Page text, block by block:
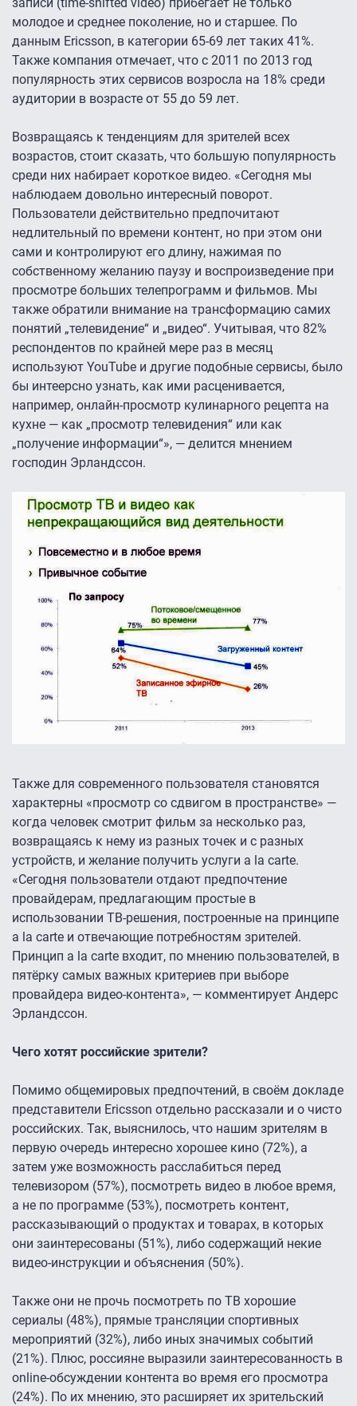
молодое и среднее поколение, но и старшее. По
данным Ericsson, в категории 65-69 лет таких 41%.
Также компания отмечает, что с 2011 по 2013 год
популярность этих сервисов возросла на 18% среди
аудитории в возрасте от 55 до 59 лет.
Возвращаясь к тенденциям для зрителей всех
возрастов, стоит сказать, что большую популярность
среди них набирает короткое видео. «Сегодня мы
наблюдаем довольно интересный поворот.
Пользователи действительно предпочитают
недлительный по времени контент, но при этом они
сами и контролируют его длину, нажимая по
собственному желанию паузу и воспроизведение при
просмотре больших телепрограмм и фильмов. Мы
также обратили внимание на трансформацию самих
понятий „телевидение“ и „видео“. Учитывая, что 82%
респондентов по крайней мере раз в месяц
используют YouTube и другие подобные сервисы, было
бы интеерсно узнать, как ими расценивается,
например, онлайн-просмотр кулинарного рецепта на
кухне — как „просмотр телевидения“ или как
„получение информации“», — делится мнением
господин Эрландссон.
Также для современного пользователя становятся
характерны «просмотр со сдвигом в пространстве» —
когда человек смотрит фильм за несколько раз,
возвращаясь к нему из разных точек и с разных
устройств, и желание получить услуги a la carte.
«Сегодня пользователи отдают предпочтение
провайдерам, предлагающим простые в
использовании ТВ-решения, построенные на принципе
a la carte и отвечающие потребностям зрителей.
Принцип a la carte входит, по мнению пользователей, в
пятёрку самых важных критериев при выборе
провайдера видео-контента», — комментирует Андерс
Эрландссон.
Чего хотят российские зрители?
Помимо общемировых предпочтений, в своём докладе
представители Ericsson отдельно рассказали и о чисто
российских. Так, выяснилось, что нашим зрителям в
первую очередь интересно хорошее кино (72%), а
затем уже возможность расслабиться перед
телевизором (57%), посмотреть видео в любое время,
а не по программе (53%), посмотреть контент,
рассказывающий о продуктах и товарах, в которых
они заинтересованы (51%), либо содержащий некие
видео-инструкции и объяснения (50%).
Также они не прочь посмотреть по ТВ хорошие
сериалы (48%), прямые трансляции спортивных
мероприятий (32%), либо иных значимых событий
(21%). Плюс, россияне выразили заинтересованность в
online-обсуждении контента во время его просмотра
(24%). По их мнению, это расширяет их зрительский